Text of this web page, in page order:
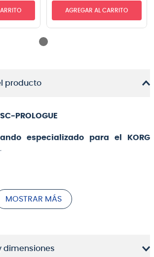
AGREGAR AL CARRITO
producto
PROLOGUE
especializado para el KORG
teclas o el KORG prologue-8 de 49
acolchadas gruesas brindan
mano, y también hay un práctico
cables o partituras.
MOSTRAR MÁS
dimensiones